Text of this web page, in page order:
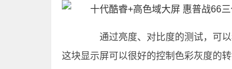
通过亮度、对比度的测试，可以
这块显示屏可以很好的控制色彩灰度的